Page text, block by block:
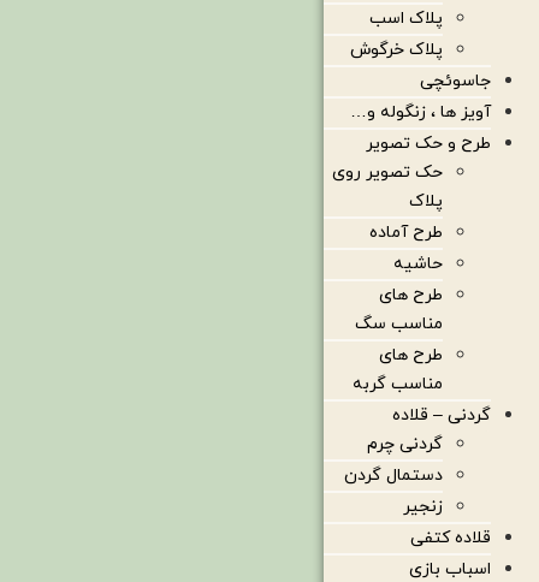
پلاک اسب
پلاک خرگوش
جاسوئچی
آویز ها ، زنگوله و…
طرح و حک تصویر
حک تصویر روی
پلاک
طرح آماده
حاشیه
طرح های
مناسب سگ
طرح های
مناسب گربه
گردنی – قلاده
گردنی چرم
دستمال گردن
زنجیر
قلاده کتفی
اسباب بازی